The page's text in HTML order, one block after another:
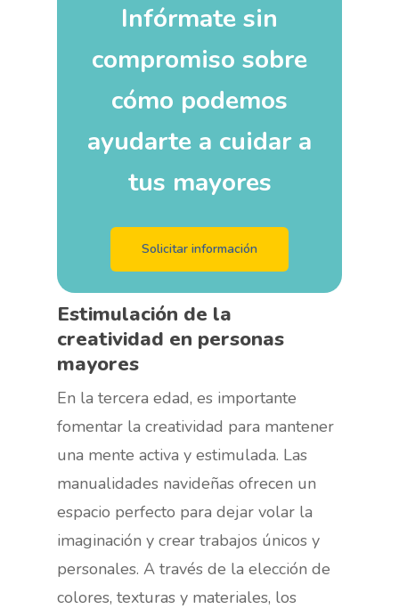
Infórmate sin
compromiso sobre
cómo podemos
ayudarte a cuidar a
tus mayores
Solicitar información
Estimulación de la
creatividad en personas
mayores
En la tercera edad, es importante
fomentar la creatividad para mantener
una mente activa y estimulada. Las
manualidades navideñas ofrecen un
espacio perfecto para dejar volar la
imaginación y crear trabajos únicos y
personales. A través de la elección de
colores, texturas y materiales, los